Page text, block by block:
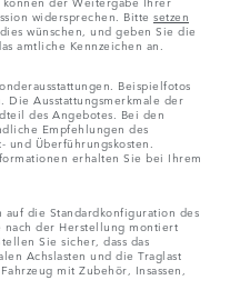
widersprechen. Bitte setzen
dies wünschen, und geben Sie die
amtliche Kennzeichen an.
Beispielfotos
Die Ausstattungsmerkmale der
des Angebotes. Bei den
Empfehlungen des
und Überführungskosten.
erhalten Sie bei Ihrem
die Standardkonfiguration des
nach der Herstellung montiert
Sie sicher, dass das
Achslasten und die Traglast
mit Zubehör, Insassen,